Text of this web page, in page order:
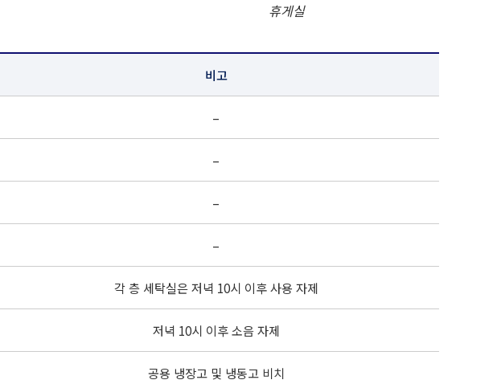
휴게실
비고
–
–
–
–
각 층 세탁실은 저녁 10시 이후 사용 자제
저녁 10시 이후 소음 자제
공용 냉장고 및 냉동고 비치